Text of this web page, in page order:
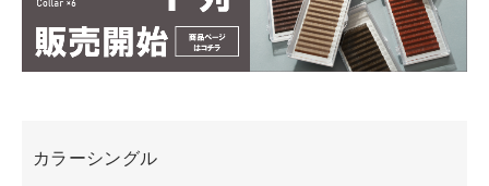
カラーシングル